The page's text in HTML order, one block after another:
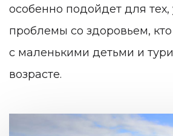
особенно подойдет для тех,
проблемы со здоровьем,
с маленькими детьми и
возрасте.